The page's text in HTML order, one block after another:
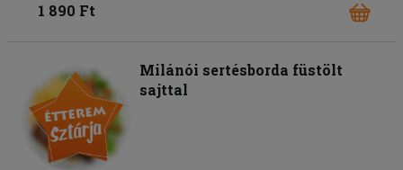
1 890 Ft
Milánói sertésborda füstölt
sajttal